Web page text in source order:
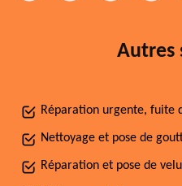
Autres
Réparation urgente, fuite
Nettoyage et pose de
Réparation et pose de